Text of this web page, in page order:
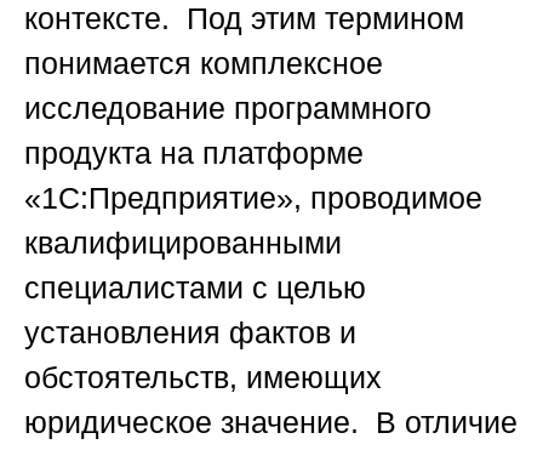
контексте. Под этим термином
понимается комплексное
исследование программного
продукта на платформе
«1С:Предприятие», проводимое
квалифицированными
специалистами с целью
установления фактов и
обстоятельств, имеющих
юридическое значение. В отличие